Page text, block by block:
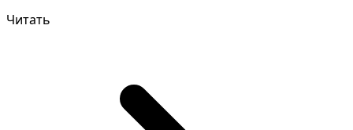
Читать